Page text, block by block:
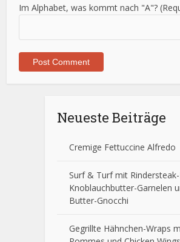
Im Alphabet, was kommt nach "A"?
Neueste Beiträge
Cremige Fettuccine Alfredo
Surf & Turf mit
Knoblauchbutter-Garnelen
Butter-Gnocchi
Gegrillte Hähnchen-Wraps